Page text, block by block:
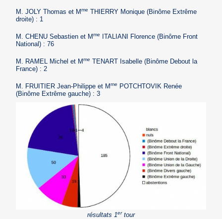
M. JOLY Thomas et Mme THIERRY Monique (Binôme Extrême
droite) : 1
M. CHENU Sebastien et Mme
ITALIANI Florence (Binôme Front
National) : 76
M. RAMEL Michel et Mme TENART Isabelle (Binôme Debout la
France) : 2
M. FRUITIER Jean-Philippe et Mme
POTCHTOVIK Renée
(Binôme Extrême gauche) : 3
résultats 1ertour